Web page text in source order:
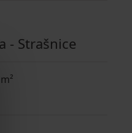
- Strašnice
m²